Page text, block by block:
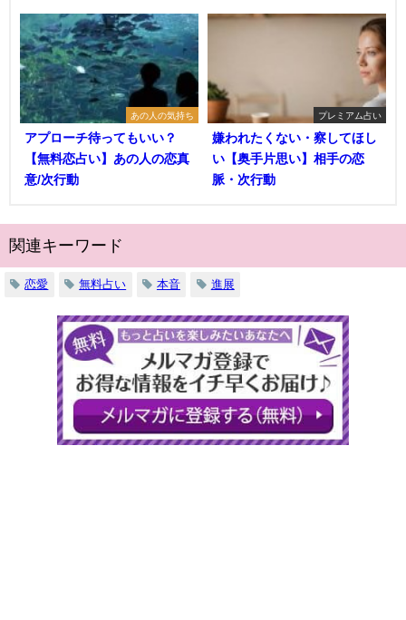
あの人の気持ち
アプローチ待ってもいい？
【無料恋占い】あの人の恋真
意/次行動
プレミアム占い
嫌われたくない・察してほし
い【奥手片思い】相手の恋
脈・次行動
関連キーワード
恋愛 無料占い 本音 進展